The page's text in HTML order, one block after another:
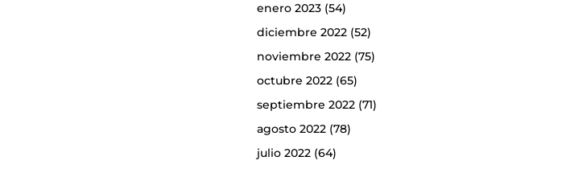
enero 2023(54)
diciembre 2022(52)
noviembre 2022(75)
octubre 2022(65)
septiembre 2022(71)
agosto 2022(78)
julio 2022(64)